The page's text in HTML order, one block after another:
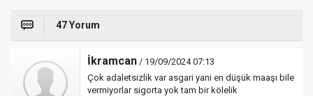
47 Yorum
İkramcan / 19/09/2024 07:13
Çok adaletsizlik var asgari yani en düşük maaşı bile
vermiyorlar sigorta yok tam bir kölelik